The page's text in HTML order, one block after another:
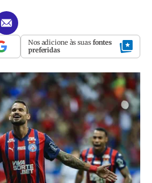
Nos adicione às suas fontes
preferidas